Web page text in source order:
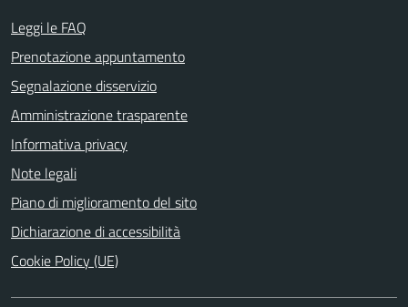
Leggi le FAQ
Prenotazione appuntamento
Segnalazione disservizio
Amministrazione trasparente
Informativa privacy
Note legali
Piano di miglioramento del sito
Dichiarazione di accessibilità
Cookie Policy (UE)